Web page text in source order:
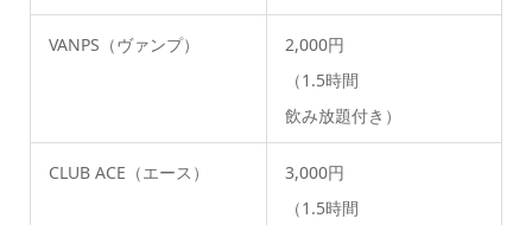
VANPS（ヴァンプ）
2,000円
（1.5時間
飲み放題付き）
CLUB ACE（エース）
3,000円
（1.5時間